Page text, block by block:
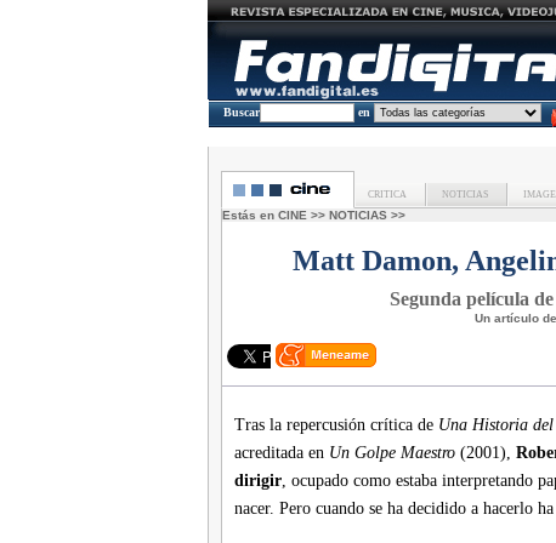
Buscar en
CRITICA NOTICIAS
Estás en CINE >> NOTICIAS >>
Matt Damon,
Segunda película
Un artículo de
Tras la repercusión crítica de Una Historia del
acreditada en Un Golpe Maestro(2001),
dirigir, ocupado como estaba interpretando
nacer. Pero cuando se ha decidido a hacerlo